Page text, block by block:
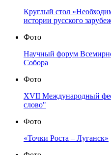
Круглый стол
истории русского
Фото
Научный форум
Собора
Фото
XVII Международный
слово"
Фото
«Точки Роста – Луганск»